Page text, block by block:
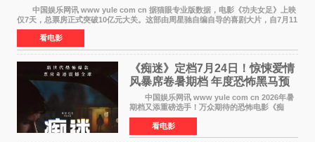
中国娱乐网讯 www yule com cn 据猫眼专业版数据，电影《功夫女足》上映
仅7天，总票房正式突破10亿元大关。这部由周星驰自编自导的喜剧大片，自7月11
日公映以来便展现出惊人的市场统治力。
看电影
《痴迷》定档7月24日！惊悚爱情
风暴席卷暑期档 年度恐怖黑马预
中国娱乐网讯 www yule com cn 2026年暑
期档又添重磅选手！万众期待的恐怖电影《痴
迷》今日正式官宣定档，将于7月24日登陆内地各
大院线。这部被业内专家誉为新世代爆款恐怖电
影的作品，将为
看电影